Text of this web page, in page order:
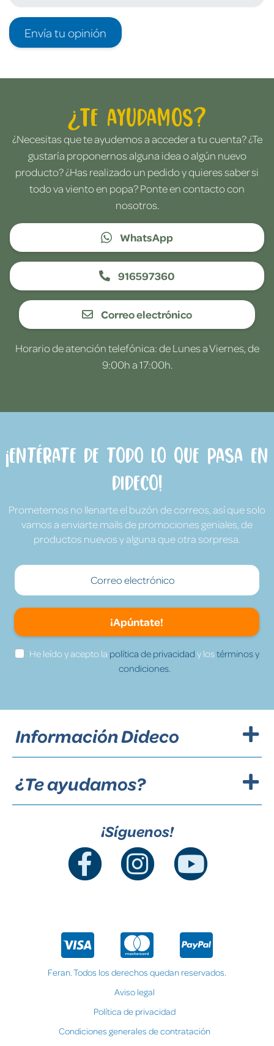
Envía tu opinión
¿Te ayudamos?
¿Necesitas que te ayudemos a acceder a tu cuenta? ¿Te
gustaría proponernos alguna idea o algún nuevo
producto? ¿Has realizado un pedido y quieres saber si
todo va viento en popa? Ponte en contacto con
nosotros.
WhatsApp
916597360
Correo electrónico
Horario de atención telefónica: de Lunes a Viernes, de
9:00h a 17:00h.
¡Entérate de todo lo que pasa en
Dideco!
Prometemos no llenarte el buzón de correos, así que solo
vamos a enviarte mails de promociones geniales, de
productos nuevos y alguna que otra sorpresa.
¡Apúntate!
He leído y acepto la política de privacidad y lostérminos y
condiciones.
Información Dideco
¿Te ayudamos?
¡Síguenos!
Feran. Todos los derechos quedan reservados.
Aviso legal
Política de privacidad
Condiciones generales de contratación